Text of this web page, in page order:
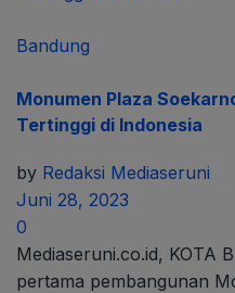
Bandung
Monumen Plaza
Tertinggi di Indonesia
by Redaksi Mediaseruni
Juni 28, 2023
0
Mediaseruni.co.id, KOTA
pertama pembangunan